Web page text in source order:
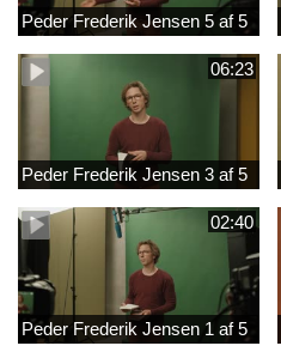
Peder Frederik Jensen 5 af 5
06:23
Peder Frederik Jensen 3 af 5
02:40
Peder Frederik Jensen 1 af 5